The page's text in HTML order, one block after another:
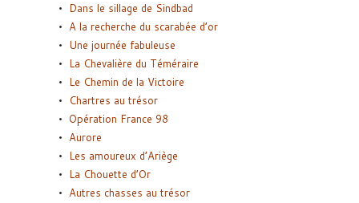
Dans le sillage de Sindbad
A la recherche du scarabée d’or
Une journée fabuleuse
La Chevalière du Téméraire
Le Chemin de la Victoire
Chartres au trésor
Opération France 98
Aurore
Les amoureux d’Ariège
La Chouette d’Or
Autres chasses au trésor